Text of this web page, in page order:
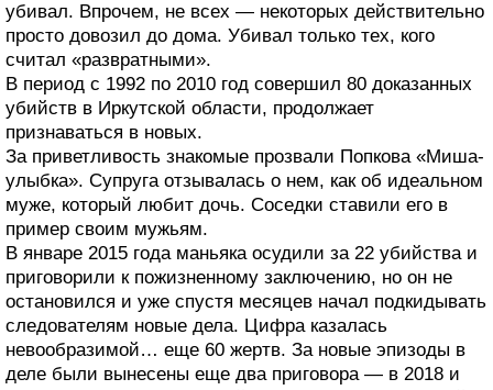
убивал. Впрочем, не всех — некоторых действительно
просто довозил до дома. Убивал только тех, кого
считал «развратными».
В период с 1992 по 2010 год совершил 80 доказанных
убийств в Иркутской области, продолжает
признаваться в новых.
За приветливость знакомые прозвали Попкова «Миша-
улыбка». Супруга отзывалась о нем, как об идеальном
муже, который любит дочь. Соседки ставили его в
пример своим мужьям.
В январе 2015 года маньяка осудили за 22 убийства и
приговорили к пожизненному заключению, но он не
остановился и уже спустя месяцев начал подкидывать
следователям новые дела. Цифра казалась
невообразимой… еще 60 жертв. За новые эпизоды в
деле были вынесены еще два приговора — в 2018 и